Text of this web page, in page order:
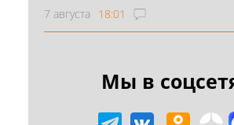
7 августа 18:01
Мы в